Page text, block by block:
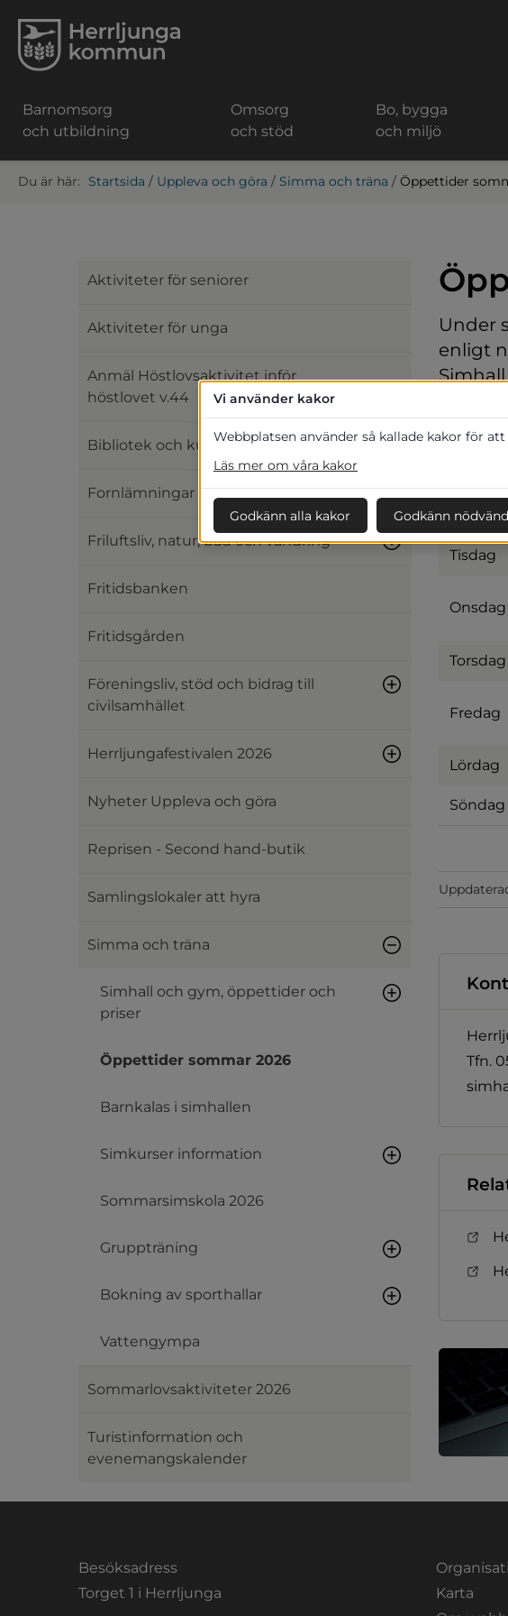
Barnomsorg
och utbildning
Omsorg
och stöd
Bo, bygga
och miljö
Startsida / Uppleva och göra / Simma och träna / Öppettider
Aktiviteter för seniorer
Aktiviteter för unga
Anmäl Höstlovsaktivitet inför
höstlovet v.44
Bibliotek och kultur
Fornlämningar och hembygd
Friluftsliv, natur, bad och vandring
Fritidsbanken
Fritidsgården
Föreningsliv, stöd och bidrag till
civilsamhället
Herrljungafestivalen 2026
Nyheter Uppleva och göra
Reprisen - Second hand-butik
Samlingslokaler att hyra
Simma och träna
Simhall och gym, öppettider och
priser
Öppettider sommar 2026
Barnkalas i simhallen
Simkurser information
Sommarsimskola 2026
Gruppträning
Bokning av sporthallar
Vattengympa
Sommarlovsaktiviteter 2026
Turistinformation och
evenemangskalender
Under
enligt
Måndag
Tisdag
Onsdag
Torsdag
Fredag
Lördag
Söndag
Tfn.
Besöksadress
Torget 1 i Herrljunga
Karta
Vi använder kakor
Webbplatsen använder så kallade kakor för
Läs mer om våra kakor
Godkänn alla kakor Godkänn